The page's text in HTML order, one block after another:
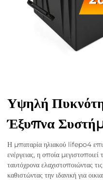
Υψηλή
Έξυπνα
Η μπαταρία ηλιακού lifepo4
ενέργειας, η οποία
ταυτόχρονα ελαχιστοποιώντας
καθιστώντας την ιδανική για